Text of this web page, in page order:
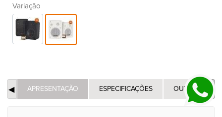
Variação
APRESENTAÇÃO ESPECIFICAÇÕES OUTROS